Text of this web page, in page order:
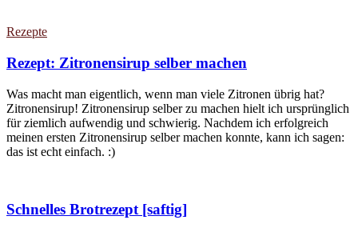
Rezepte
Rezept: Zitronensirup selber machen
Was macht man eigentlich, wenn man viele Zitronen übrig hat?
Zitronensirup! Zitronensirup selber zu machen hielt ich ursprünglich
für ziemlich aufwendig und schwierig. Nachdem ich erfolgreich
meinen ersten Zitronensirup selber machen konnte, kann ich sagen:
das ist echt einfach. :)
Schnelles Brotrezept [saftig]